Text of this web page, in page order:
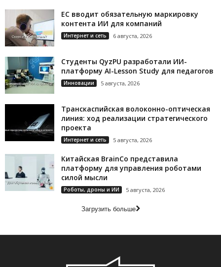
ЕС вводит обязательную маркировку
контента ИИ для компаний
Интернет и сеть 6 августа, 2026
Студенты QyzPU разработали ИИ-
платформу AI-Lesson Study для педагогов
Инновации 5 августа, 2026
Транскаспийская волоконно-оптическая
линия: ход реализации стратегического
проекта
Интернет и сеть 5 августа, 2026
Китайская BrainCo представила
платформу для управления роботами
силой мысли
Роботы, дроны и ИИ 5 августа, 2026
Загрузить больше